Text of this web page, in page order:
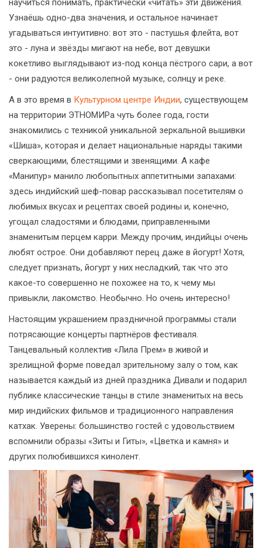
научиться понимать, практически «читать» эти движения.
Узнаёшь одно-два значения, и остальное начинает
угадываться интуитивно: вот это - пастушья флейта, вот
это - луна и звёзды мигают на небе, вот девушки
кокетливо выглядывают из-под конца пёстрого сари, а вот
- они радуются великолепной музыке, солнцу и реке.
А в это время в Культурном центре Индии, существующем
на территории ЭТНОМИРа чуть более года, гости
знакомились с техникой уникальной зеркальной вышивки
«Шиша», которая и делает национальные наряды такими
сверкающими, блестящими и звенящими. А кафе
«Манипур» манило любопытных аппетитными запахами:
здесь индийский шеф-повар рассказывал посетителям о
любимых вкусах и рецептах своей родины и, конечно,
угощал сладостями и блюдами, приправленными
знаменитым перцем карри. Между прочим, индийцы очень
любят острое. Они добавляют перец даже в йогурт! Хотя,
следует признать, йогурт у них несладкий, так что это
какое-то совершенно не похожее на то, к чему мы
привыкли, лакомство. Необычно. Но очень интересно!
Настоящим украшением праздничной программы стали
потрясающие концерты партнёров фестиваля.
Танцевальный коллектив «Лила Прем» в живой и
зрелищной форме поведал зрительному залу о том, как
называется каждый из дней праздника Дивали и подарил
публике классические танцы в стиле знаменитых на весь
мир индийских фильмов и традиционного направления
катхак. Уверены: большинство гостей с удовольствием
вспомнили образы «Зиты и Гиты», «Цветка и камня» и
других полюбившихся кинолент.